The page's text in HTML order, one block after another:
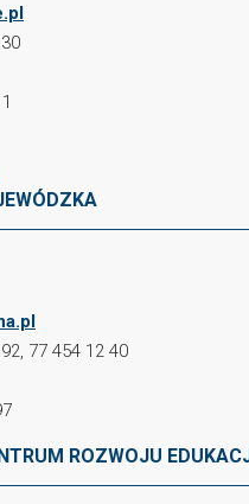
77 454 12 40
ROZWOJU